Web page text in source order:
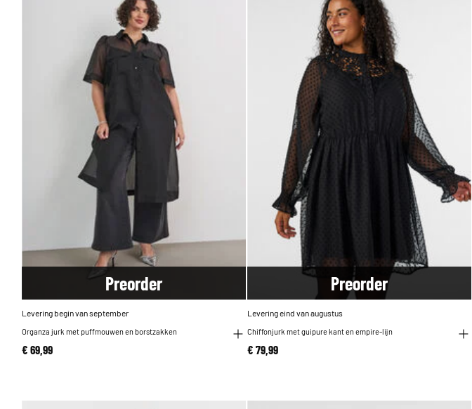
Preorder
Levering begin van september
Organza jurk met puffmouwen en borstzakken
€ 69,99
Preorder
Levering eind van augustus
Chiffonjurk met guipure kant en empire-lijn
€ 79,99